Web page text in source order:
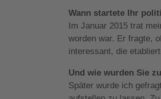
Wann startete Ihr
Im Januar 2015 trat
worden war. Er fragte,
interessant, die
Und wie wurden Sie
Später wurde ich